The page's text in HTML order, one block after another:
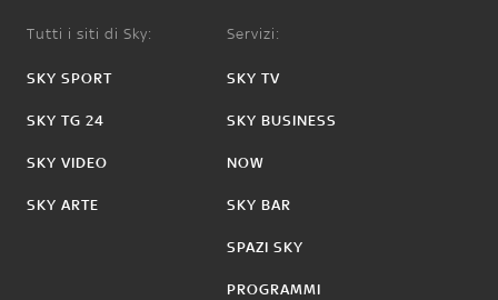
Tutti i siti di Sky:
SKY SPORT
SKY TG 24
SKY VIDEO
SKY ARTE
Servizi:
SKY TV
SKY BUSINESS
NOW
SKY BAR
SPAZI SKY
PROGRAMMI